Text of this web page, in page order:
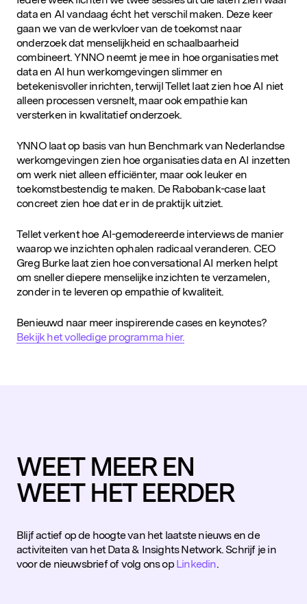
SLUIT JE AAN
data en AI vandaag écht het verschil maken. Deze keer
gaan we van de werkvloer van de toekomst naar
onderzoek dat menselijkheid en schaalbaarheid
combineert. YNNO neemt je mee in hoe organisaties met
data en AI hun werkomgevingen slimmer en
betekenisvoller inrichten, terwijl Tellet laat zien hoe AI niet
alleen processen versnelt, maar ook empathie kan
versterken in kwalitatief onderzoek.
YNNO laat op basis van hun Benchmark van Nederlandse
werkomgevingen zien hoe organisaties data en AI inzetten
om werk niet alleen efficiënter, maar ook leuker en
toekomstbestendig te maken. De Rabobank-case laat
concreet zien hoe dat er in de praktijk uitziet.
Tellet verkent hoe AI-gemodereerde interviews de manier
waarop we inzichten ophalen radicaal veranderen. CEO
Greg Burke laat zien hoe conversational AI merken helpt
om sneller diepere menselijke inzichten te verzamelen,
zonder in te leveren op empathie of kwaliteit.
Benieuwd naar meer inspirerende cases en keynotes?
Bekijk het volledige programma hier.
WEET MEER EN
WEET HET EERDER
Blijf actief op de hoogte van het laatste nieuws en de
activiteiten van het Data & Insights Network. Schrijf je in
voor de nieuwsbrief of volg ons op Linkedin.